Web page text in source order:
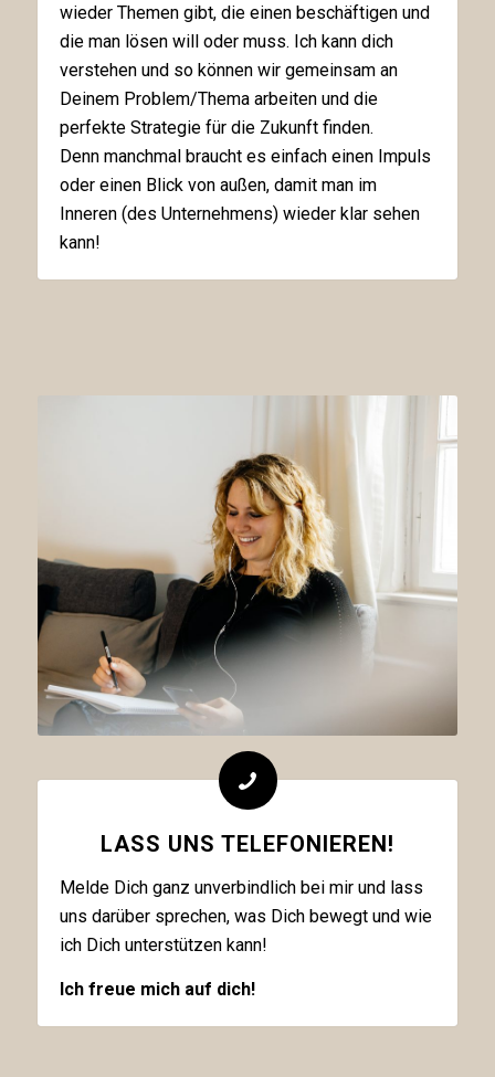
wieder Themen gibt, die einen beschäftigen und
die man lösen will oder muss. Ich kann dich
verstehen und so können wir gemeinsam an
Deinem Problem/Thema arbeiten und die
perfekte Strategie für die Zukunft finden.
Denn manchmal braucht es einfach einen Impuls
oder einen Blick von außen, damit man im
Inneren (des Unternehmens) wieder klar sehen
kann!
LASS UNS TELEFONIEREN!
Melde Dich ganz unverbindlich bei mir und lass
uns darüber sprechen, was Dich bewegt und wie
ich Dich unterstützen kann!
Ich freue mich auf dich!